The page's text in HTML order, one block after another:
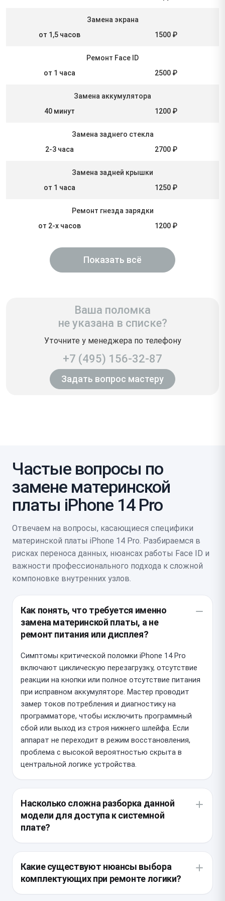
Замена экрана
от 1,5 часов
1500 ₽
Ремонт Face ID
от 1 часа
2500 ₽
Замена аккумулятора
40 минут
1200 ₽
Замена заднего стекла
2-3 часа
2700 ₽
Замена задней крышки
от 1 часа
1250 ₽
Ремонт гнезда зарядки
от 2-х часов
1200 ₽
Показать всё
Ваша поломка
не указана в списке?
Уточните у менеджера по телефону
+7 (495) 156-32-87
Задать вопрос мастеру
Частые вопросы по
замене материнской
платы iPhone 14 Pro
Отвечаем на вопросы, касающиеся специфики
материнской платы iPhone 14 Pro. Разбираемся в
рисках переноса данных, нюансах работы Face ID и
важности профессионального подхода к сложной
компоновке внутренних узлов.
Как понять, что требуется именно
замена материнской платы, а не
ремонт питания или дисплея?
Симптомы критической поломки iPhone 14 Pro
включают циклическую перезагрузку, отсутствие
реакции на кнопки или полное отсутствие питания
при исправном аккумуляторе. Мастер проводит
замер токов потребления и диагностику на
программаторе, чтобы исключить программный
сбой или выход из строя нижнего шлейфа. Если
аппарат не переходит в режим восстановления,
проблема с высокой вероятностью скрыта в
центральной логике устройства.
Насколько сложна разборка данной
модели для доступа к системной
плате?
аккуратного демонтажа дисплейного модуля,
который зафиксирован влагозащитным
проклейкой. Внутри плата защищена сложной
системой экранирующих пластин, а все шлейфы
Какие существуют нюансы выбора
комплектующих при ремонте логики?